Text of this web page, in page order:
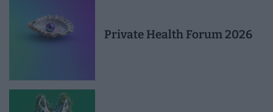
Private Health Forum 2026